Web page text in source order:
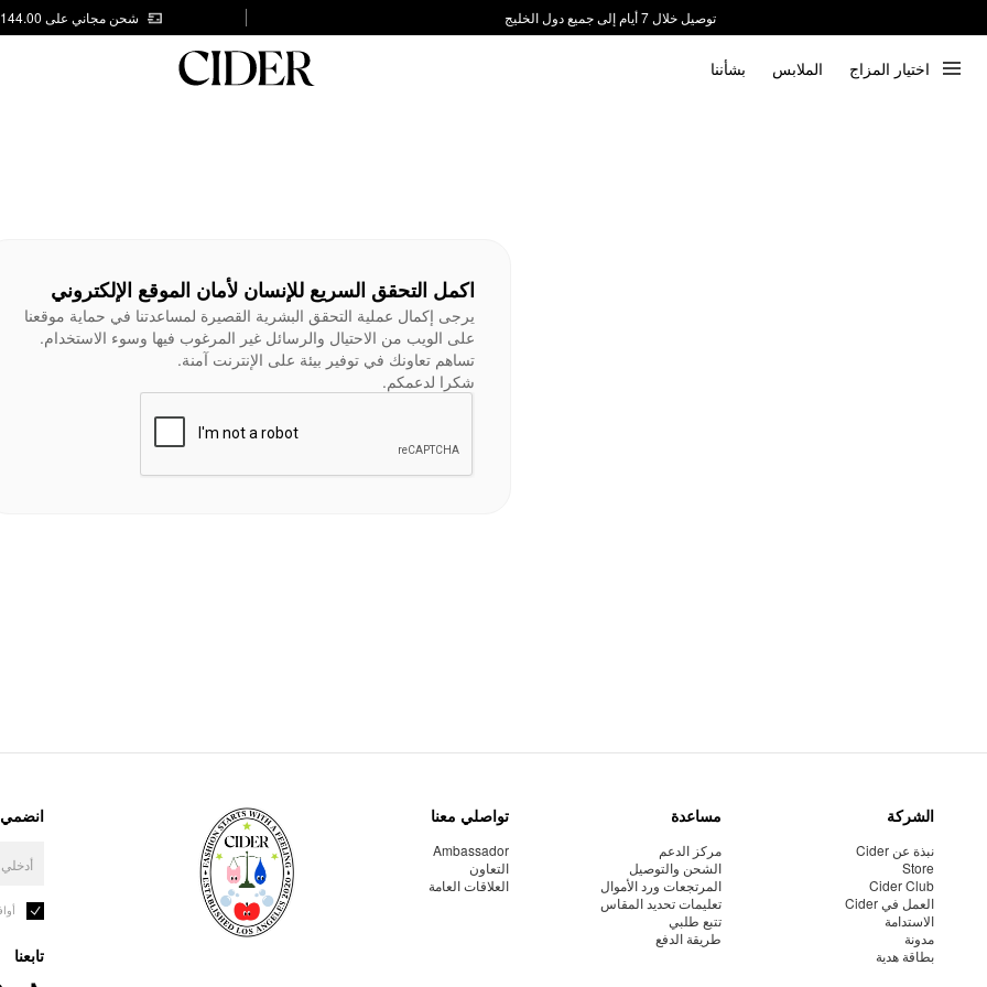
توصيل خلال 7 أيام إلى جميع دول الخليج
شحن مجاني على AED 144.00
اختيار المزاج الملابس بشأننا
اكمل التحقق السريع للإنسان لأمان الموقع الإلكتروني
يرجى إكمال عملية التحقق البشرية القصيرة لمساعدتنا في حماية موقعنا
على الويب من الاحتيال والرسائل غير المرغوب فيها وسوء الاستخدام.
تساهم تعاونك في توفير بيئة على الإنترنت آمنة.
شكرا لدعمكم.
الشركة
نبذة عن Cider
Store
Cider Club
العمل في Cider
الاستدامة
مدونة
بطاقة هدية
مساعدة
مركز الدعم
الشحن والتوصيل
المرتجعات ورد الأموال
تعليمات تحديد المقاس
تتبع طلبي
طريقة الدفع
تواصلي معنا
Ambassador
التعاون
العلاقات العامة
انضمي
تابعنا